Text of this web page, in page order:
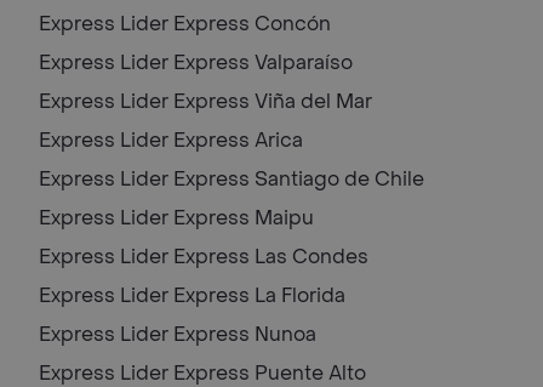
Express Lider Express Concón
Express Lider Express Valparaíso
Express Lider Express Viña del Mar
Express Lider Express Arica
Express Lider Express Santiago de Chile
Express Lider Express Maipu
Express Lider Express Las Condes
Express Lider Express La Florida
Express Lider Express Nunoa
Express Lider Express Puente Alto